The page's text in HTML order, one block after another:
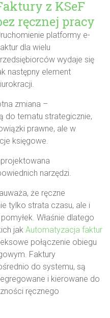
z KSeF
ręcznej pracy
platformy e-
dla wielu
wydaje się
następny element
zmiana –
do tematu strategicznie,
prawne, ale w
księgowe.
narzędzi.
że ręczne
tylko strata czasu, ale i
Właśnie dlatego
jakAutomatyzacja faktur
połączenie obiegu
Faktury
do systemu, są
i kierowane do
ręcznego